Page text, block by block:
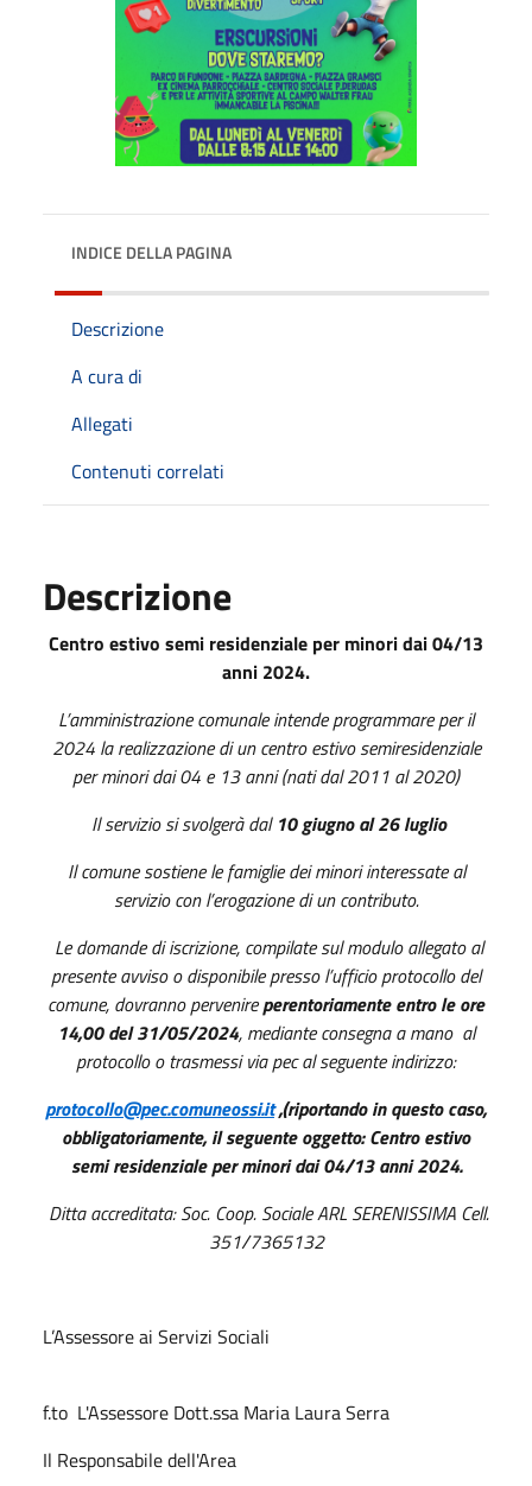
INDICE DELLA PAGINA
Descrizione
A cura di
Allegati
Contenuti correlati
Descrizione
Centro estivo semi residenziale per minori dai 04/13
anni 2024.
L’amministrazione comunale intende programmare per il
2024 la realizzazione di un centro estivo semiresidenziale
per minori dai 04 e 13 anni (nati dal 2011 al 2020)
Il servizio si svolgerà dal 10 giugno al 26 luglio
Il comune sostiene le famiglie dei minori interessate al
servizio con l’erogazione di un contributo.
Le domande di iscrizione, compilate sul modulo allegato al
presente avviso o disponibile presso l’ufficio protocollo del
comune, dovranno pervenireperentoriamente entro le ore
14,00 del 31/05/2024, mediante consegna a mano al
protocollo o trasmessi via pec al seguente indirizzo:
protocollo@pec.comuneossi.it,(riportando in questo caso,
obbligatoriamente, il seguente oggetto: Centro estivo
semi residenziale per minori dai 04/13 anni 2024.
Ditta accreditata: Soc. Coop. Sociale ARL SERENISSIMA Cell.
351/7365132
L’Assessore ai Servizi Sociali
f.to L'Assessore Dott.ssa Maria Laura Serra
Il Responsabile dell'Area